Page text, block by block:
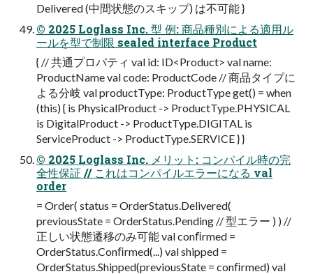
Delivered (中間状態のスキップ) は不可能 }
© 2025 Loglass Inc. 型 例: 商品種別による適⽤ル
ールを型で制限 sealed interface Product
{ // 共通プロパティ val id: ID<Product> val name:
ProductName val code: ProductCode // 商品タイプに
よる分岐 val productType: ProductType get() = when
(this) { is PhysicalProduct -> ProductType.PHYSICAL
is DigitalProduct -> ProductType.DIGITAL is
ServiceProduct -> ProductType.SERVICE } }
© 2025 Loglass Inc. メリット: コンパイル時の完
全性保証 // これはコンパイルエラーになる val
order
= Order( status = OrderStatus.Delivered(
previousState = OrderStatus.Pending // 型エラー ) ) //
正しい状態遷移のみ可能 val conﬁrmed =
OrderStatus.Conﬁrmed(...) val shipped =
OrderStatus.Shipped(previousState = conﬁrmed) val